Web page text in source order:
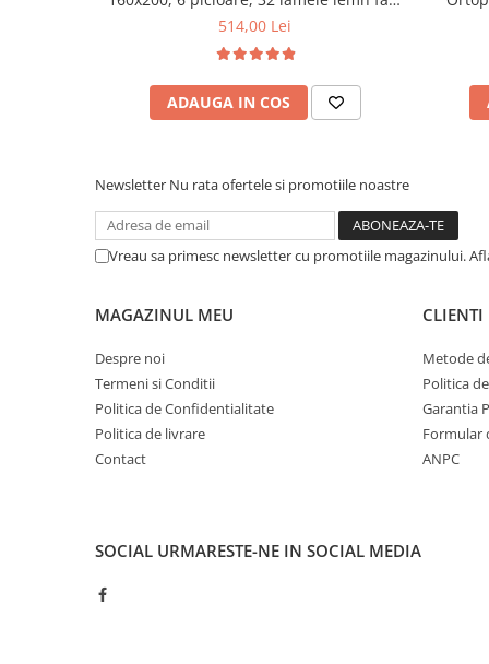
benzi textile, suport saltea ferm, negru
514,00 Lei
ADAUGA IN COS
medie,
Newsletter Nu rata ofertele si promotiile noastre
Vreau sa primesc newsletter cu promotiile magazinului.
MAGAZINUL MEU
Despre noi
Termeni si Conditii
Politica de Confidentialitate
Politica de livrare
Contact
CLIENTI
Metode
Politica
Garantia
Formular
ANPC
SOCIAL URMARESTE-NE IN SOCIAL MEDIA